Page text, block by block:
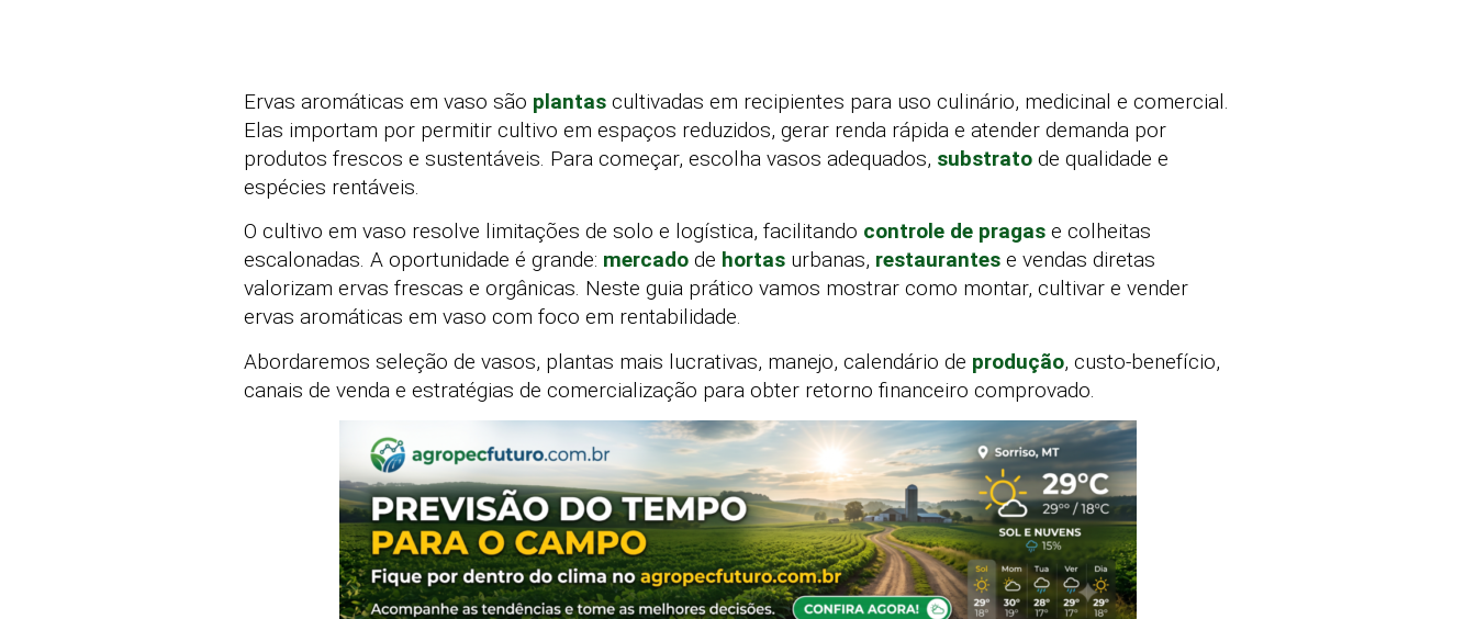
Ervas aromáticas em vaso são plantas cultivadas em recipientes para uso culinário, medicinal e comercial.
Elas importam por permitir cultivo em espaços reduzidos, gerar renda rápida e atender demanda por
produtos frescos e sustentáveis. Para começar, escolha vasos adequados, substrato de qualidade e
espécies rentáveis.
O cultivo em vaso resolve limitações de solo e logística, facilitando controle de pragas e colheitas
escalonadas. A oportunidade é grande: mercado de hortas urbanas, restaurantes e vendas diretas
valorizam ervas frescas e orgânicas. Neste guia prático vamos mostrar como montar, cultivar e vender
ervas aromáticas em vaso com foco em rentabilidade.
Abordaremos seleção de vasos, plantas mais lucrativas, manejo, calendário de produção, custo-benefício,
canais de venda e estratégias de comercialização para obter retorno financeiro comprovado.